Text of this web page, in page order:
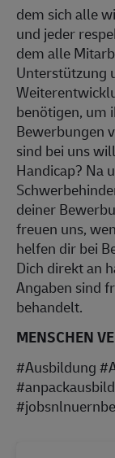
dem sich alle
und jeder
dem alle
Unterstützung
benötigen, um
Bewerbungen
sind bei uns
Handicap? Na
deiner
freuen uns,
helfen dir bei
Dich direkt an
Angaben sind
behandelt.
MENSCHEN
#Ausbildung